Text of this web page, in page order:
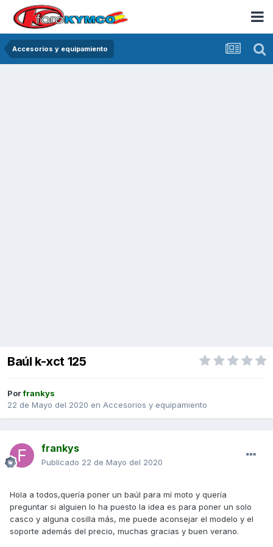
Accesorios y equipamiento
Baúl k-xct 125
Porfrankys
22 de Mayo del 2020 en Accesorios y equipamiento
frankys
Publicado 22 de Mayo del 2020
Hola a todos,quería poner un baúl para mí moto y quería
preguntar si alguien lo ha puesto la idea es para poner un solo
casco y alguna cosilla más, me puede aconsejar el modelo y el
soporte además del precio, muchas gracias y buen verano.